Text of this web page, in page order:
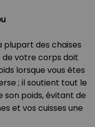
plupart des chaises
de votre corps doit
lorsque vous êtes
; il soutient tout le
poids, évitant de
et vos cuisses une